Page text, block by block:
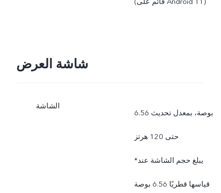
شاشة العرض
الشاشة
6.56 بوصة، بمعدل تحديث
حتى 120 هرتز
*يبلغ حجم الشاشة عند
قياسها قطريًا 6.56 بوصة